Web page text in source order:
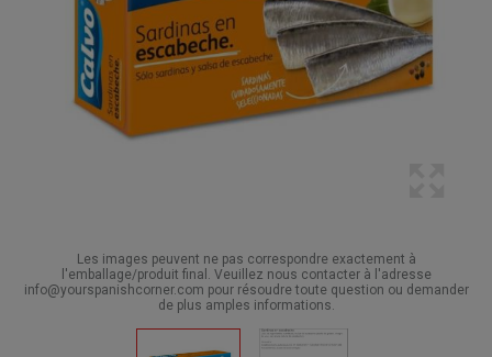
Les images peuvent ne pas correspondre exactement à
l'emballage/produit final. Veuillez nous contacter à l'adresse
info@yourspanishcorner.com pour résoudre toute question ou demander
de plus amples informations.